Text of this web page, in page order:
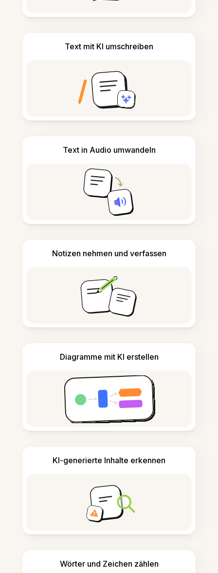
Text mit KI umschreiben
Text in Audio umwandeln
Notizen nehmen und verfassen
Diagramme mit KI erstellen
KI-generierte Inhalte erkennen
Wörter und Zeichen zählen